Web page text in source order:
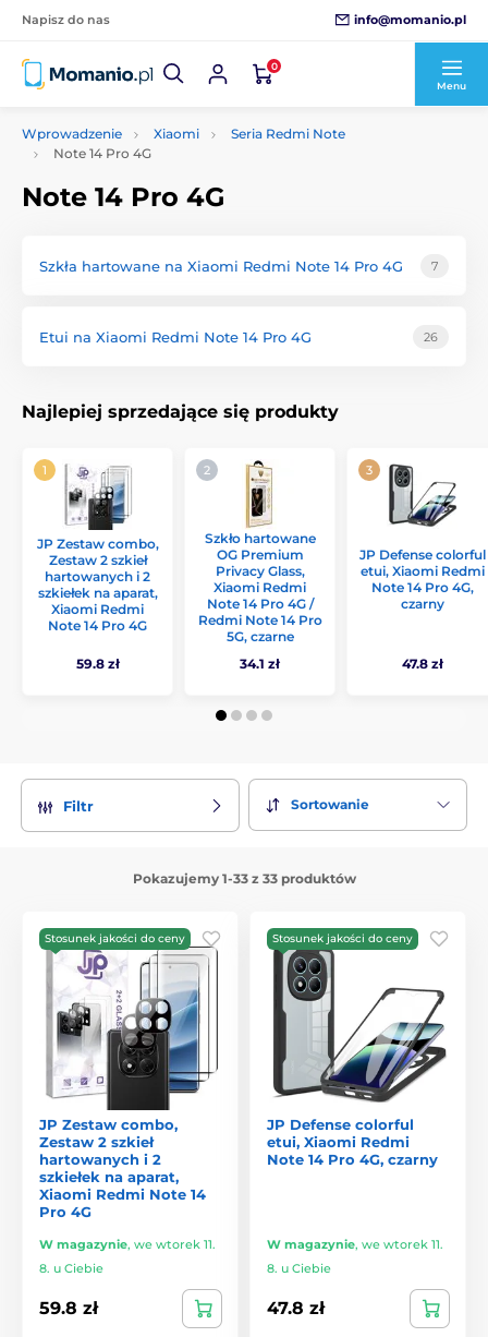
Napisz do nas info@momanio.pl
0
Menu
Wprowadzenie Xiaomi
Seria Redmi Note
Note 14 Pro 4G
Note 14 Pro 4G
Szkła hartowane na Xiaomi Redmi Note 14 Pro 4G 7
Etui na Xiaomi Redmi Note 14 Pro 4G 26
Najlepiej sprzedające się produkty
JP Zestaw combo,
Zestaw 2 szkieł
hartowanych i 2
szkiełek na aparat,
Xiaomi Redmi
Note 14 Pro 4G
59.8 zł
Szkło hartowane
OG Premium
Privacy Glass,
Xiaomi Redmi
Note 14 Pro 4G /
Redmi Note 14 Pro
5G, czarne
34.1 zł
JP Defense colorful
etui, Xiaomi Redmi
Note 14 Pro 4G,
czarny
47.8 zł
Filtr Sortowanie
Pokazujemy 1-33 z 33 produktów
Stosunek jakości do ceny
JP Zestaw combo,
Zestaw 2 szkieł
hartowanych i 2
szkiełek na aparat,
Xiaomi Redmi Note 14
Pro 4G
W magazynie, we wtorek 11.
8. u Ciebie
59.8 zł
Stosunek jakości do ceny
JP Defense colorful
etui, Xiaomi Redmi
Note 14 Pro 4G, czarny
W magazynie, we wtorek 11.
8. u Ciebie
47.8 zł